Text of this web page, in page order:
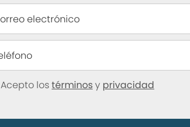
Acepto lostérminosy privacidad